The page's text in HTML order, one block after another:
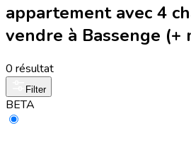
appartement avec 4
vendre à Bassenge (+
0 résultat
Filter
BETA